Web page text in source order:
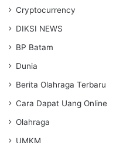
Cryptocurrency
DIKSI NEWS
BP Batam
Dunia
Berita Olahraga Terbaru
Cara Dapat Uang Online
Olahraga
UMKM